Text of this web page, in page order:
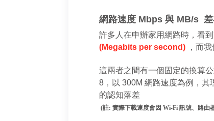
網路速度 Mbps 與 MB/s  差
許多人在申辦家用網路時，看
(Megabits per second)
，而
這兩者之間有一個固定的換算
8，以 300M 網路速度為例，其
的認知落差
(註: 實際下載速度會因 Wi-Fi 訊號、路由